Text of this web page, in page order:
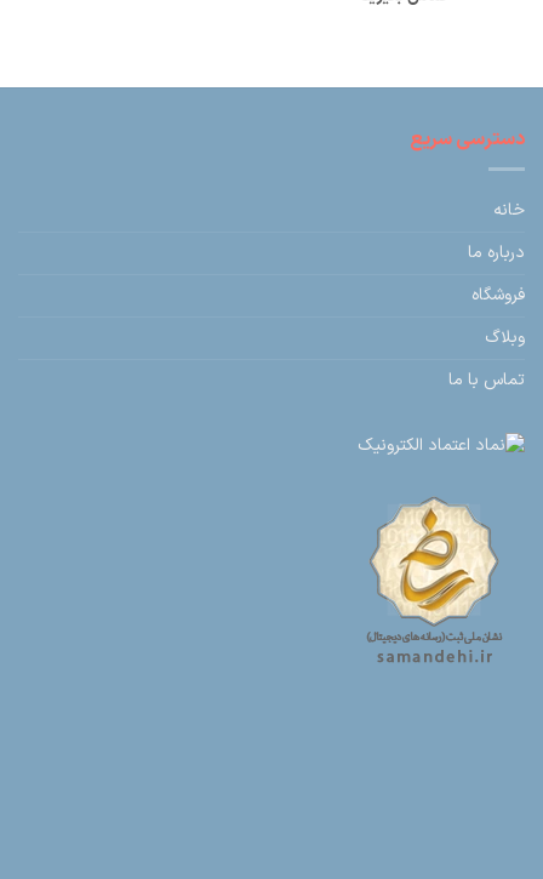
دسترسی سریع
خانه
درباره ما
فروشگاه
وبلاگ
تماس با ما